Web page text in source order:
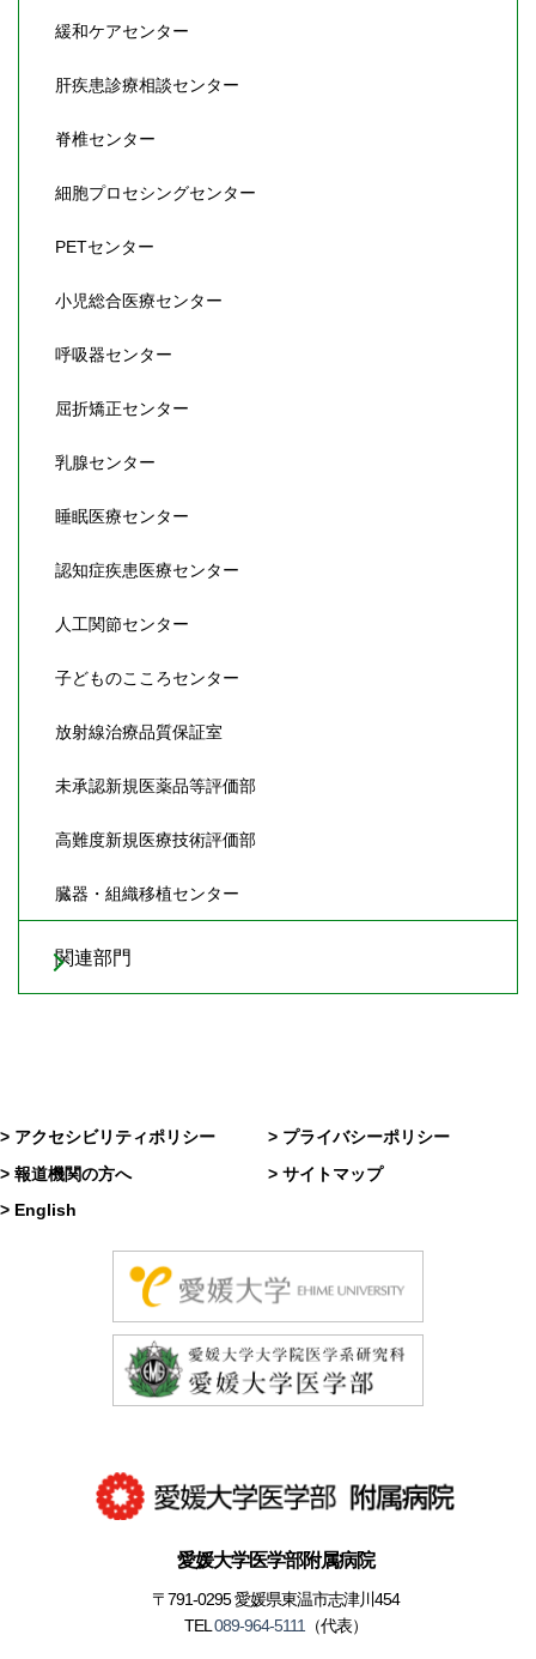
緩和ケアセンター
肝疾患診療相談センター
脊椎センター
細胞プロセシングセンター
PETセンター
小児総合医療センター
呼吸器センター
屈折矯正センター
乳腺センター
睡眠医療センター
認知症疾患医療センター
人工関節センター
子どものこころセンター
放射線治療品質保証室
未承認新規医薬品等評価部
高難度新規医療技術評価部
臓器・組織移植センター
関連部門
愛媛大学医学部附属病院
〒791-0295 愛媛県東温市志津川454
TEL 089-964-5111 （代表）
> アクセシビリティポリシー
> プライバシーポリシー
> 報道機関の方へ
> サイトマップ
> English